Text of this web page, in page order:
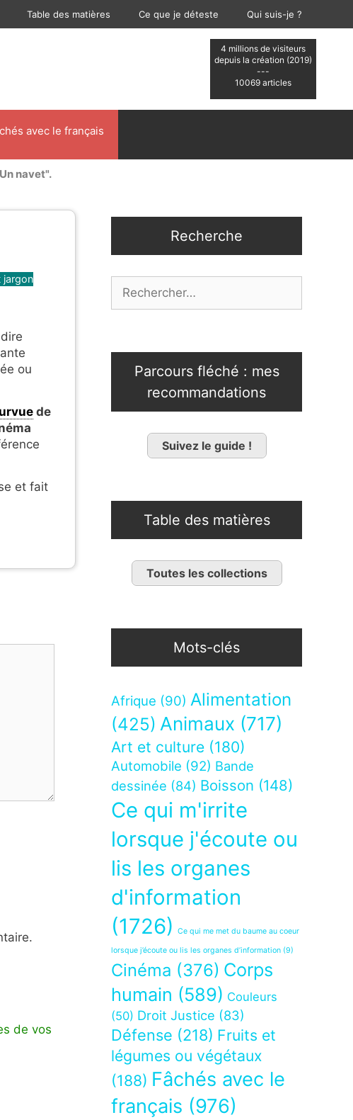
Table des matières Ce que je déteste Qui suis-je ?
4 millions de visiteurs
depuis la création (2019)
---
10069 articles
avec le français
navet".
jargon
ou
de
et fait
de vos
Recherche
Parcours fléché : mes
recommandations
Suivez le guide !
Table des matières
Toutes les collections
Mots-clés
Afrique (90) Alimentation
(425) Animaux (717)
Art et culture (180)
Automobile (92) Bande
dessinée (84) Boisson (148)
Ce qui m'irrite
lorsque j'écoute ou
lis les organes
d'information
(1726)
Ce qui me met du baume au coeur
lorsque j’écoute ou lis les organes d’information (9)
Cinéma (376) Corps
humain (589) Couleurs
(50) Droit Justice (83)
Défense (218) Fruits et
légumes ou végétaux
(188) Fâchés avec le
français (976)